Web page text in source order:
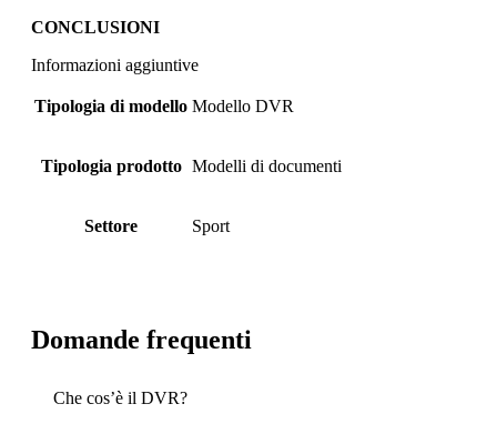
CONCLUSIONI
Informazioni aggiuntive
Tipologia di modello Modello DVR
Tipologia prodotto Modelli di documenti
Settore Sport
Domande frequenti
Che cos’è il DVR?